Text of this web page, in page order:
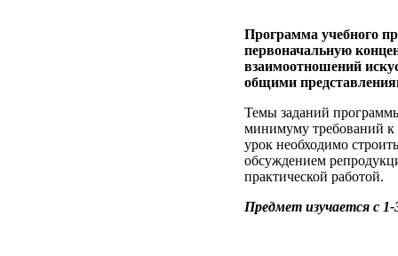
Программа учебного
первоначальную
взаимоотношений
общими
Темы заданий
минимуму требований к
урок необходимо
обсуждением
практической работой.
Предмет изучается с 1-